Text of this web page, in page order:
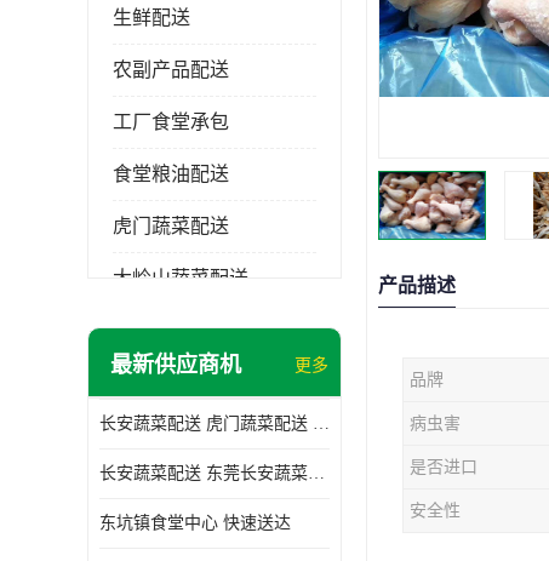
生鲜配送
农副产品配送
工厂食堂承包
食堂粮油配送
虎门蔬菜配送
大岭山蔬菜配送
长安蔬菜配送
最新供应商机 更多
长安蔬菜配送 虎门蔬菜配送 厚街蔬菜配送 大朗蔬菜配送
长安蔬菜配送 东莞长安蔬菜配送哪家好
东坑镇食堂中心 快速送达
产品描述
品牌
病虫害
是否进口
安全性